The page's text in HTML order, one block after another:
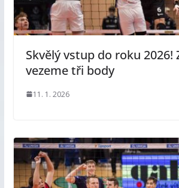
Skvělý vstup do roku 2026!
vezeme tři body
11. 1. 2026